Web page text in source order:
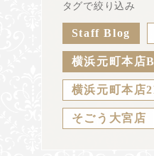
タグで絞り込み
Staff Blog
横浜元町本店
横浜元町本店
そごう大宮店